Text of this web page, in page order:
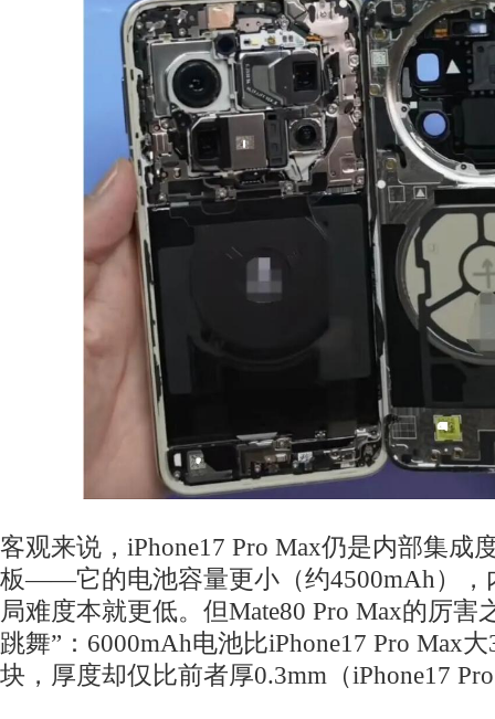
客观来说，iPhone17 Pro Max仍是内部集成
板——它的电池容量更小（约4500mAh），
局难度本就更低。但Mate80 Pro Max的厉害
跳舞”：6000mAh电池比iPhone17 Pro Max
块，厚度却仅比前者厚0.3mm（iPhone17